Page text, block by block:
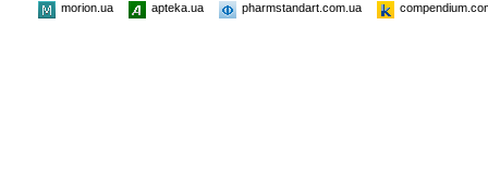
morion.ua apteka.ua pharmstandart.com.ua